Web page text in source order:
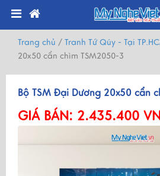
Trang chủ / Tranh Tứ Qúy - Tại
20x50 cẩn chìm TSM2050-3
Bộ TSM Đại Dương 20x50 cẩn
GIÁ BÁN: 2.435.400